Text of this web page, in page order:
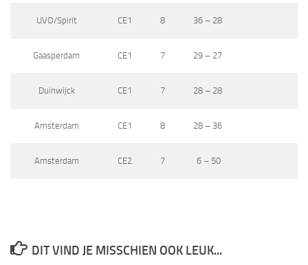
UVO/Spirit CE1 8 36 – 28
Gaasperdam CE1 7 29 – 27
Duinwijck CE1 7 28 – 28
Amsterdam CE1 8 28 – 36
Amsterdam CE2 7 6 – 50
DIT VIND JE MISSCHIEN OOK LEUK...